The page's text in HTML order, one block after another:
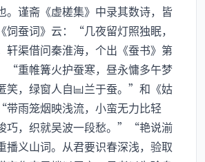
。谨斋《虚槎集》中录其数诗，皆
饲蚕词》云：“几夜留灯照独眠，
轩渠借问秦淮海，个出《蚕书》第
“重帷篝火护蚕寒，昼永慵多午梦
笑，绿窗人自兰于蚕。”和《姑
雨笼烟映浅流，小蛮无力比轻
巧，织就吴波一段愁。”“艳说湔
播义山词。从君要识春深浅，验取